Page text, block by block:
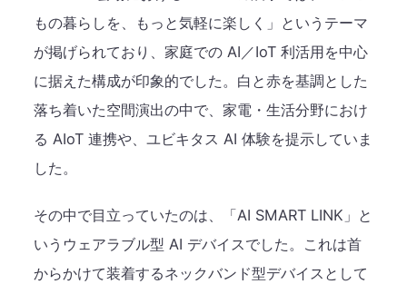
もの暮らしを、もっと気軽に楽しく」というテーマ
が掲げられており、家庭での AI／IoT 利活用を中心
に据えた構成が印象的でした。白と赤を基調とした
落ち着いた空間演出の中で、家電・生活分野におけ
る AIoT 連携や、ユビキタス AI 体験を提示していま
した。
その中で目立っていたのは、「AI SMART LINK」と
いうウェアラブル型 AI デバイスでした。これは首
からかけて装着するネックバンド型デバイスとして